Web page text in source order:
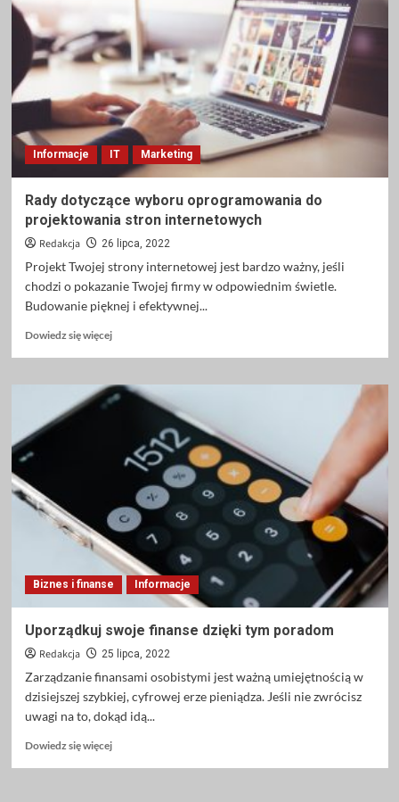
wiedzieć,
jeśli
podejmujesz
się
ogrodnictwa
organicznego
Informacje IT Marketing
Rady dotyczące wyboru oprogramowania do
projektowania stron internetowych
Redakcja 26 lipca, 2022
Projekt Twojej strony internetowej jest bardzo ważny, jeśli
chodzi o pokazanie Twojej firmy w odpowiednim świetle.
Budowanie pięknej i efektywnej...
Dowiedz się więcejDowiedz
o
Rady
oprogramowania
do
projektowania
stron
internetowych
Biznes i finanse Informacje
Uporządkuj swoje finanse dzięki tym poradom
Redakcja 25 lipca, 2022
Zarządzanie finansami osobistymi jest ważną umiejętnością w
dzisiejszej szybkiej, cyfrowej erze pieniądza. Jeśli nie zwrócisz
uwagi na to, dokąd idą...
Dowiedz się więcejDowiedz